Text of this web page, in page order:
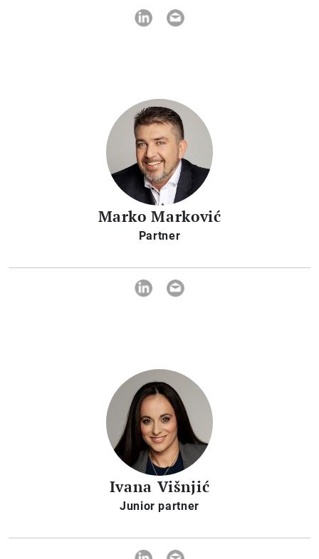
Marko Marković
Partner
Ivana Višnjić
Junior partner